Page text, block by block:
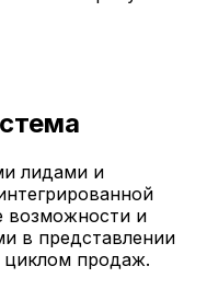
лидами и
возможности и
в представлении
циклом продаж.